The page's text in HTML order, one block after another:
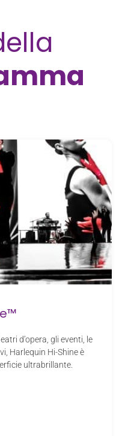
d’opera, gli eventi, le
Harlequin Hi-Shine è
ultrabrillante.